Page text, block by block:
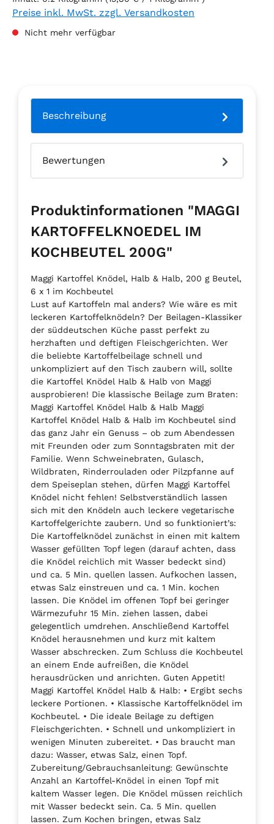
Preise inkl. MwSt. zzgl. Versandkosten
Nicht mehr verfügbar
Beschreibung
Bewertungen
Produktinformationen "MAGGI
KARTOFFELKNOEDEL IM
KOCHBEUTEL 200G"
Maggi Kartoffel Knödel, Halb & Halb, 200 g Beutel,
6 x 1 im Kochbeutel
Lust auf Kartoffeln mal anders? Wie wäre es mit
leckeren Kartoffelknödeln? Der Beilagen-Klassiker
der süddeutschen Küche passt perfekt zu
herzhaften und deftigen Fleischgerichten. Wer
die beliebte Kartoffelbeilage schnell und
unkompliziert auf den Tisch zaubern will, sollte
die Kartoffel Knödel Halb & Halb von Maggi
ausprobieren! Die klassische Beilage zum Braten:
Maggi Kartoffel Knödel Halb & Halb Maggi
Kartoffel Knödel Halb & Halb im Kochbeutel sind
das ganz Jahr ein Genuss – ob zum Abendessen
mit Freunden oder zum Sonntagsbraten mit der
Familie. Wenn Schweinebraten, Gulasch,
Wildbraten, Rinderrouladen oder Pilzpfanne auf
dem Speiseplan stehen, dürfen Maggi Kartoffel
Knödel nicht fehlen! Selbstverständlich lassen
sich mit den Knödeln auch leckere vegetarische
Kartoffelgerichte zaubern. Und so funktioniert’s:
Die Kartoffelknödel zunächst in einen mit kaltem
Wasser gefüllten Topf legen (darauf achten, dass
die Knödel reichlich mit Wasser bedeckt sind)
und ca. 5 Min. quellen lassen. Aufkochen lassen,
etwas Salz einstreuen und ca. 1 Min. kochen
lassen. Die Knödel im offenen Topf bei geringer
Wärmezufuhr 15 Min. ziehen lassen, dabei
gelegentlich umdrehen. Anschließend Kartoffel
Knödel herausnehmen und kurz mit kaltem
Wasser abschrecken. Zum Schluss die Kochbeutel
an einem Ende aufreißen, die Knödel
herausdrücken und anrichten. Guten Appetit!
Maggi Kartoffel Knödel Halb & Halb: • Ergibt sechs
leckere Portionen. • Klassische Kartoffelknödel im
Kochbeutel. • Die ideale Beilage zu deftigen
Fleischgerichten. • Schnell und unkompliziert in
wenigen Minuten zubereitet. • Das braucht man
dazu: Wasser, etwas Salz, einen Topf.
Zubereitung/Gebrauchsanleitung: Gewünschte
Anzahl an Kartoffel-Knödel in einen Topf mit
kaltem Wasser legen. Die Knödel müssen reichlich
mit Wasser bedeckt sein. Ca. 5 Min. quellen
lassen. Zum Kochen bringen, etwas Salz